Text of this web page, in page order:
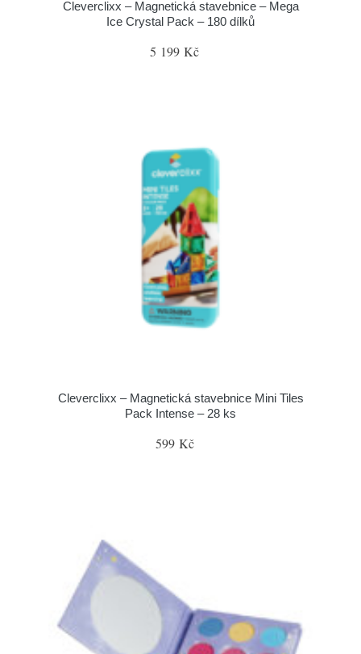
Cleverclixx – Magnetická stavebnice – Mega
Ice Crystal Pack – 180 dílků
5 199 Kč
Cleverclixx – Magnetická stavebnice Mini Tiles
Pack Intense – 28 ks
599 Kč